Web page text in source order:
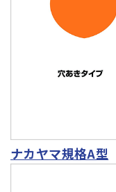
ナカヤマ規格A型